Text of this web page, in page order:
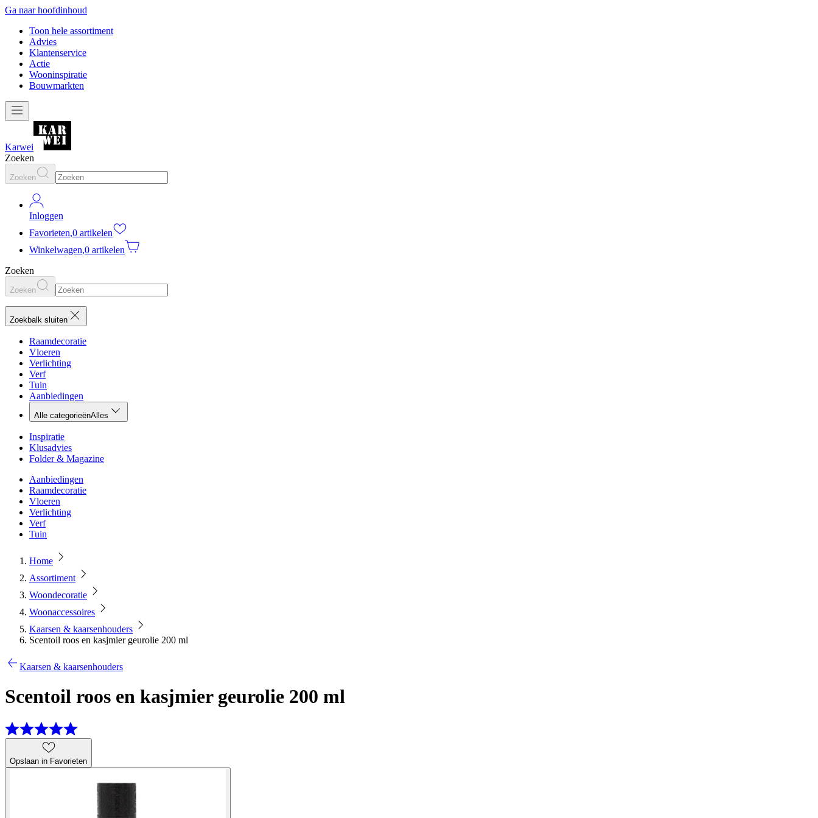
Ga naar hoofdinhoud
Toon hele assortiment
Advies
Klantenservice
Actie
Wooninspiratie
Bouwmarkten
Karwei
Zoeken
Zoeken
Inloggen
Favorieten,0 artikelen
Winkelwagen,0 artikelen
Zoeken
Zoeken
Zoekbalk sluiten
Raamdecoratie
Vloeren
Verlichting
Verf
Tuin
Aanbiedingen
Alle categorieënAlles
Inspiratie
Klusadvies
Folder & Magazine
Aanbiedingen
Raamdecoratie
Vloeren
Verlichting
Verf
Tuin
Home
Assortiment
Woondecoratie
Woonaccessoires
Kaarsen & kaarsenhouders
Scentoil roos en kasjmier geurolie 200 ml
Kaarsen & kaarsenhouders
Scentoil roos en kasjmier geurolie 200 ml
Opslaan in Favorieten